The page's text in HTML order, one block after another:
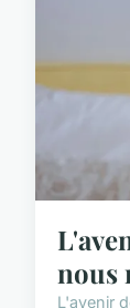
nous
L'avenir